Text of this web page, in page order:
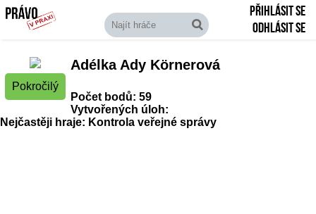
Přihlásit se
Odhlásit se
Pokročilý
Adélka Ady Körnerová
Počet bodů: 59
Vytvořených úloh:
Nejčastěji hraje: Kontrola veřejné správy